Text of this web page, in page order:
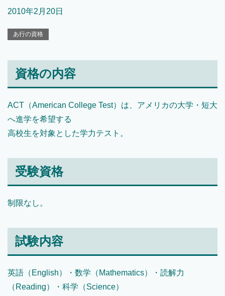
2010年2月20日
あ行の資格
資格の内容
ACT（American College Test）は、アメリカの大学・短大
へ進学を希望する
高校生を対象とした学力テスト。
受験資格
制限なし。
試験内容
英語（English）・数学（Mathematics）・読解力
（Reading）・科学（Science）